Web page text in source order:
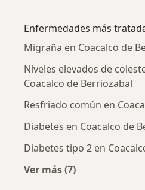
Enfermedades más
Migraña en Coacalco de
Niveles elevados de
Coacalco de Berriozabal
Resfriado común en
Diabetes en Coacalco de
Diabetes tipo 2 en
Ver más (7)